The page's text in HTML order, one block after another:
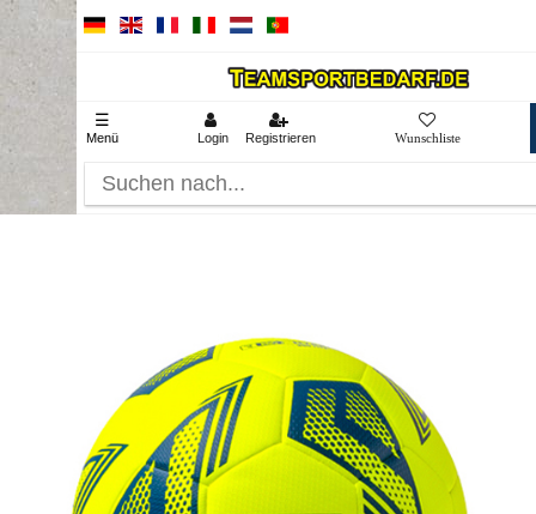
☰
Menü Login Registrieren